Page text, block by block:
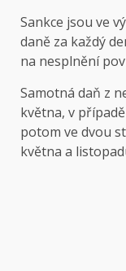
Sankce jsou ve
daně za každý
na nesplnění
Samotná daň z
května, v
potom ve dvou
května a